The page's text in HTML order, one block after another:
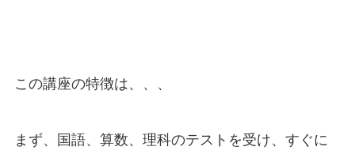
この講座の特徴は、、、
まず、国語、算数、理科のテストを受け、すぐに